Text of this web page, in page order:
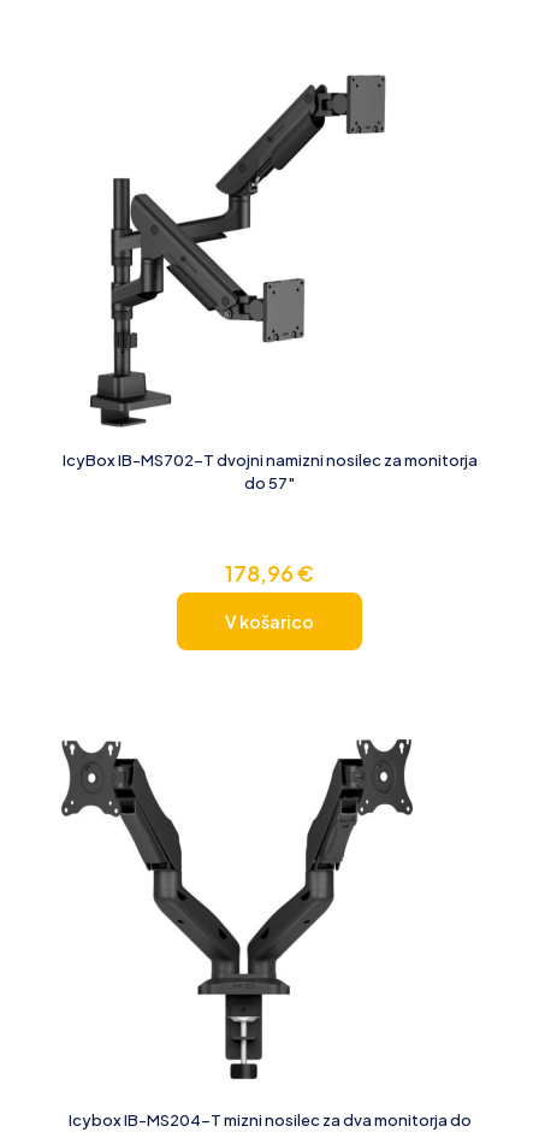
IcyBox IB-MS702-T dvojni namizni nosilec za monitorja
do 57″
178,96€
V košarico
Icybox IB-MS204-T mizni nosilec za dva monitorja do